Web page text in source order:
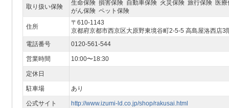
取り扱い保険
生命保険 損害保険 自動車保険 火災保険 旅行保険 医
がん保険 ペット保険
住所
〒610-1143
京都府京都市西京区大原野東境谷町2-5-5 高島屋洛西店3
電話番号
0120-561-544
営業時間 10:00〜18:30
定休日
駐車場 あり
公式サイト http://www.izumi-ld.co.jp/shop/rakusai.html